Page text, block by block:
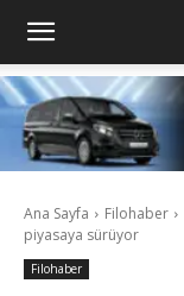
Ana Sayfa Filohaber
piyasaya sürüyor
Filohaber